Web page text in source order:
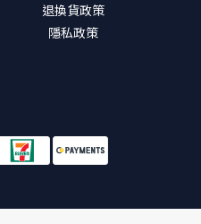
退換貨政策
隱私政策